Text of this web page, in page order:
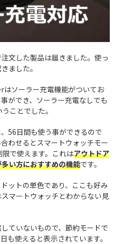
文した製品は届きました。使っ
ました。
ソーラー充電機能がついてお
ができ、ソーラー充電なしでも
ことでした。
56日間も使う事ができるので
わせるとスマートウォッチモー
で使えます。これはアウトドア
い方におすすめの機能です。
ットの単色であり、ここも好み
マートウォッチとわからない見
ていないもので、節約モードで
も使えると表示されています。